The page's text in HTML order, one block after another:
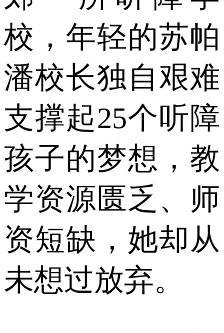
校，年轻的苏帕
潘校长独自艰难
支撑起25个听障
孩子的梦想，教
学资源匮乏、师
资短缺，她却从
未想过放弃。